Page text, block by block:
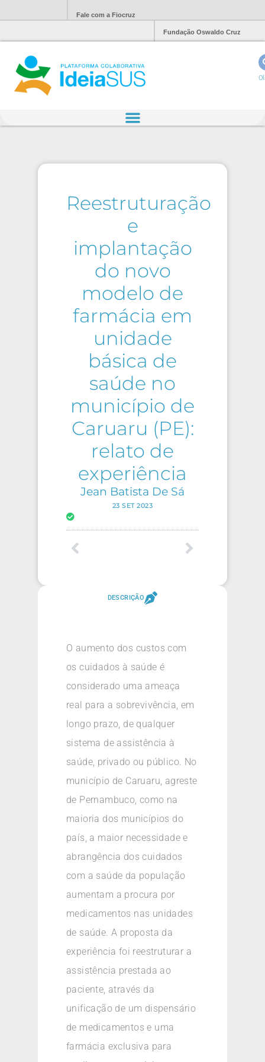
Fale com a Fiocruz
Fundação Oswaldo Cruz
Reestruturação
e
implantação
do novo
modelo de
farmácia em
unidade
básica de
saúde no
município de
Caruaru (PE):
relato de
experiência
Jean Batista De Sá
23 SET 2023
DESCRIÇÃO
O aumento dos custos com
os cuidados à saúde é
considerado uma ameaça
real para a sobrevivência, em
longo prazo, de qualquer
sistema de assistência à
saúde, privado ou público. No
município de Caruaru, agreste
de Pernambuco, como na
maioria dos municípios do
país, a maior necessidade e
abrangência dos cuidados
com a saúde da população
aumentam a procura por
medicamentos nas unidades
de saúde. A proposta da
experiência foi reestruturar a
assistência prestada ao
paciente, através da
unificação de um dispensário
de medicamentos e uma
farmácia exclusiva para